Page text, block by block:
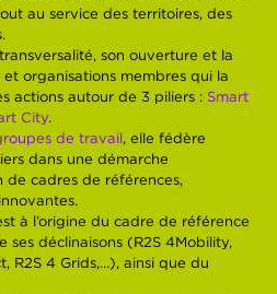
au service des territoires, des
son ouverture et la
organisations membres qui la
actions autour de 3 piliers : Smart
City
de travail , elle fédère
dans une démarche
cadres de références,
à l’origine du cadre de référence
ses déclinaisons (R2S 4Mobility,
R2S 4 Grids,…), ainsi que du